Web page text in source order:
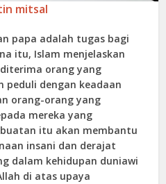
mitsal
papa adalah tugas bagi
itu, Islam menjelaskan
orang yang
peduli dengan keadaan
orang-orang yang
mereka yang
itu akan membantu
insani dan derajat
dalam kehidupan duniawi
di atas upaya